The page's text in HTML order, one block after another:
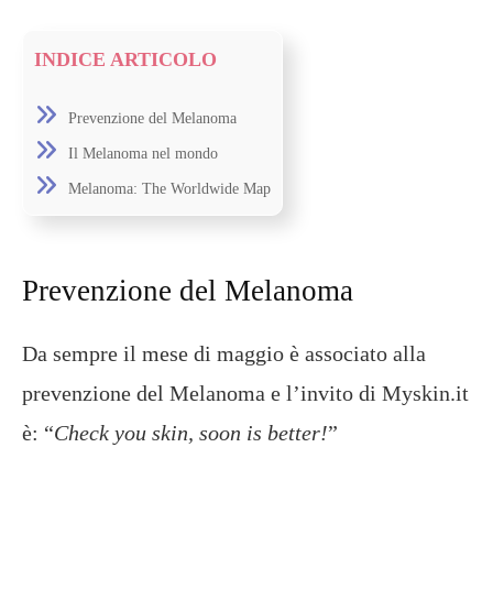
INDICE ARTICOLO
Prevenzione del Melanoma
Il Melanoma nel mondo
Melanoma: The Worldwide Map
Prevenzione del Melanoma
Da sempre il mese di maggio è associato alla
prevenzione del Melanoma e l’invito di Myskin.it
è: “Check you skin, soon is better!”